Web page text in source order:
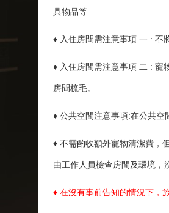
具物品等
♦ 入住房間需注意事項 一 : 不
♦ 入住房間需注意事項 二 : 寵
房間梳毛。
♦ 公共空間注意事項:在公共空
♦ 不需酌收額外寵物清潔費，
由工作人員檢查房間及環境，
♦ 在沒有事前告知的情況下，